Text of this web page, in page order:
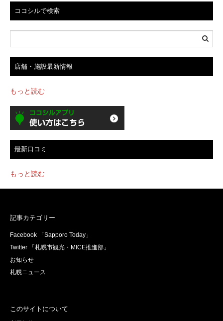
ココシルで検索
店舗・施設最新情報
もっと読む
最新口コミ
もっと読む
記事カテゴリー
Facebook 「Sapporo Today」
Twitter 「札幌市観光・MICE推進部」
お知らせ
札幌ニュース
このサイトについて